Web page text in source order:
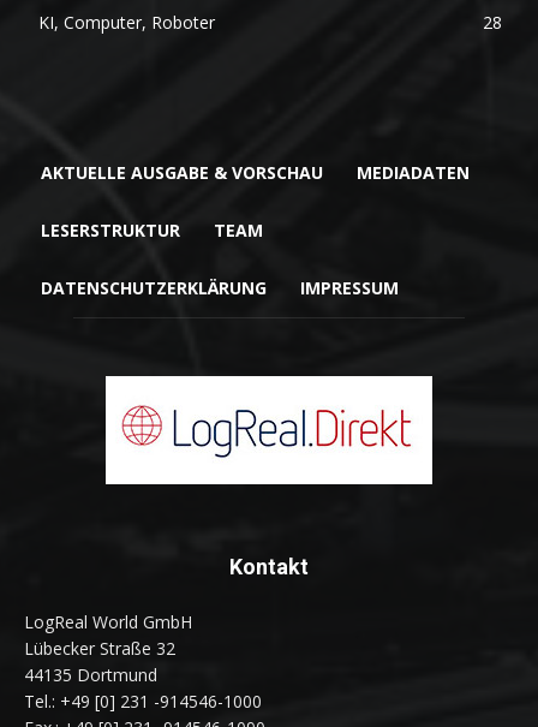
KI, Computer, Roboter
28
AKTUELLE AUSGABE & VORSCHAU MEDIADATEN
LESERSTRUKTUR TEAM
DATENSCHUTZERKLÄRUNG IMPRESSUM
Kontakt
LogReal World GmbH
Lübecker Straße 32
44135 Dortmund
Tel.: +49 [0] 231 -914546-1000